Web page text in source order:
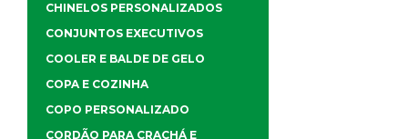
CHINELOS PERSONALIZADOS
CONJUNTOS EXECUTIVOS
COOLER E BALDE DE GELO
COPA E COZINHA
COPO PERSONALIZADO
CORDÃO PARA CRACHÁ E